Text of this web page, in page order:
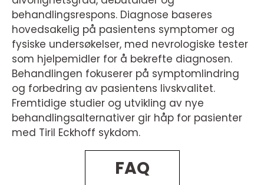
behandlingsrespons. Diagnose baseres
hovedsakelig på pasientens symptomer og
fysiske undersøkelser, med nevrologiske tester
som hjelpemidler for å bekrefte diagnosen.
Behandlingen fokuserer på symptomlindring
og forbedring av pasientens livskvalitet.
Fremtidige studier og utvikling av nye
behandlingsalternativer gir håp for pasienter
med Tiril Eckhoff sykdom.
FAQ